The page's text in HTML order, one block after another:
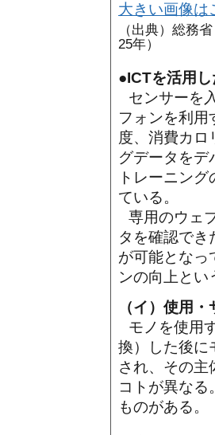
大きい画像は
（出典）総務
25年）
●ICTを活用
センサーを
フォンを利用
度、消費カロ
グデータをデ
トレーニン
ている。
専用のウェ
タを確認でき
が可能となっ
ンの向上とい
（イ）使用
モノを使用
換）した後に
され、その主
コトが異な
ものがある。